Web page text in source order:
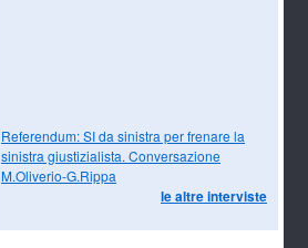
Referendum: SI da sinistra per frenare la
sinistra giustizialista. Conversazione
M.Oliverio-G.Rippa
le altre interviste